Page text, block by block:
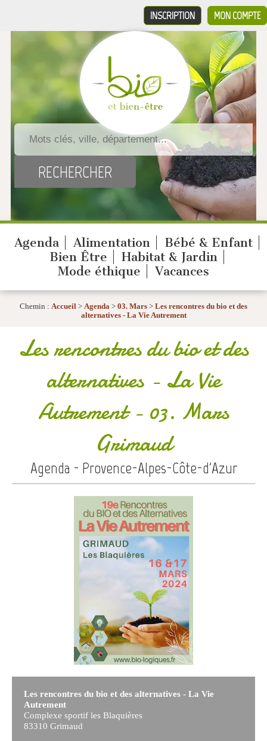
MON COMPTE
INSCRIPTION
Agenda Alimentation
Bébé & Enfant
Bien Être
Habitat & Jardin
Mode éthique
Vacances
Chemin : Accueil > Agenda > 03. Mars > Les rencontres du bio et des
alternatives - La Vie Autrement
Les rencontres du bio et des
alternatives - La Vie
Autrement- 03. Mars
Grimaud
Agenda - Provence-Alpes-Côte-d'Azur
Les rencontres du bio et des alternatives - La Vie
Autrement
Complexe sportif les Blaquières
83310 Grimaud